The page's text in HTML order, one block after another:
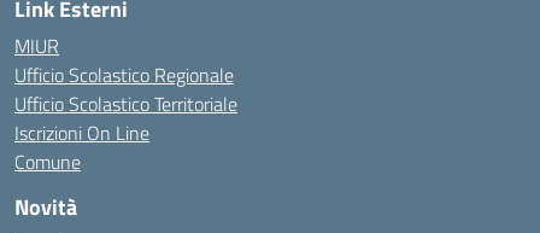
Link Esterni
MIUR
Ufficio Scolastico Regionale
Ufficio Scolastico Territoriale
Iscrizioni On Line
Comune
Novità